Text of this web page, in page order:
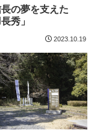
の夢を支えた
秀」
2023.10.19